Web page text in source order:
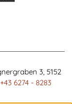
3, 5152
+43 6274 - 8283